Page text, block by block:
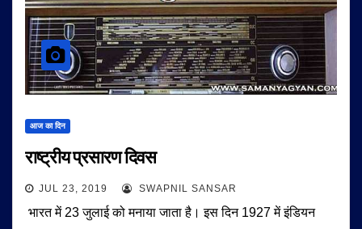
आज का दिन
राष्ट्रीय प्रसारण दिवस
JUL 23, 2019 SWAPNIL SANSAR
भारत में 23 जुलाई को मनाया जाता है। इस दिन 1927 में इंडियन